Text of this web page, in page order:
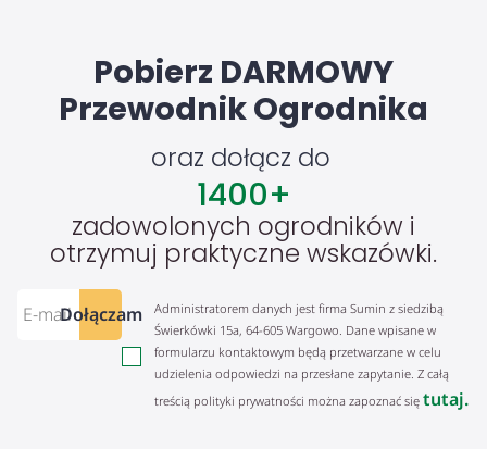
Pobierz DARMOWY
Przewodnik Ogrodnika
oraz dołącz do
zadowolonych ogrodników i
otrzymuj praktyczne wskazówki.
1400+
Dołączam
Administratorem danych jest firma Sumin z siedzibą
Świerkówki 15a, 64-605 Wargowo. Dane wpisane w
formularzu kontaktowym będą przetwarzane w celu
udzielenia odpowiedzi na przesłane zapytanie. Z całą
treścią polityki prywatności można zapoznać się tutaj.